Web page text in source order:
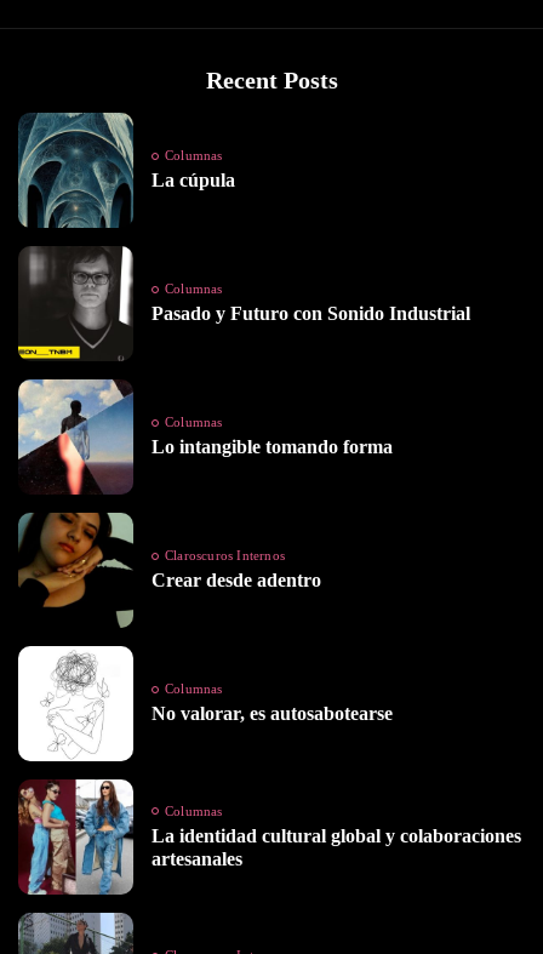
Recent Posts
Columnas
La cúpula
Columnas
Pasado y Futuro con Sonido Industrial
Columnas
Lo intangible tomando forma
Claroscuros Internos
Crear desde adentro
Columnas
No valorar, es autosabotearse
Columnas
La identidad cultural global y colaboraciones
artesanales